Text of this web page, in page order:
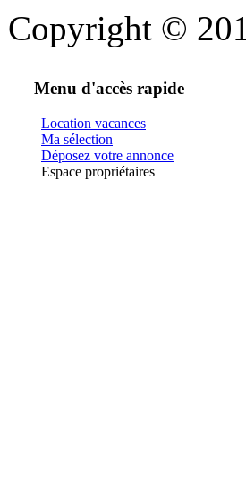
Copyright ©
Menu d'accès rapide
Location vacances
Ma sélection
Déposez votre annonce
Espace propriétaires